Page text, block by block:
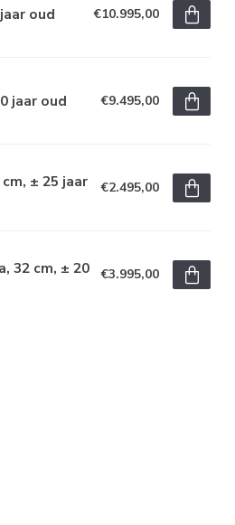
oud €10.995,00
jaar oud €9.495,00
± 25 jaar €2.495,00
32 cm, ± 20 €3.995,00